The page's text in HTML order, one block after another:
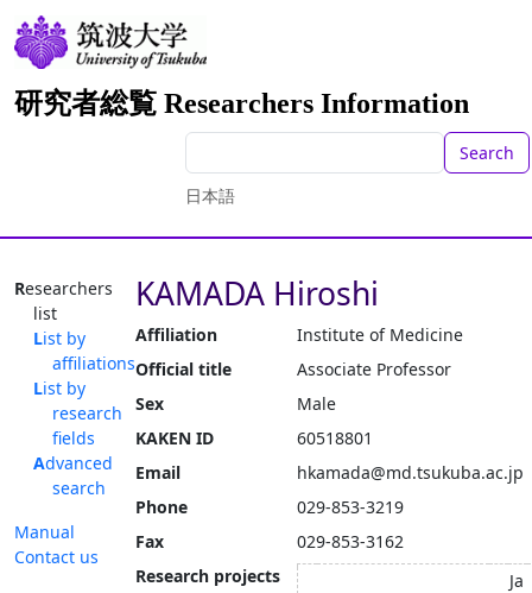
研究者総覧 Researchers Information
Search
日本語
Researchers
list
List by
affiliations
List by
research
fields
Advanced
search
Manual
Contact us
KAMADA Hiroshi
Affiliation
Institute of Medicine
Official title
Associate Professor
Sex
Male
KAKEN ID
60518801
Email
hkamada@md.tsukuba.ac.jp
Phone
029-853-3219
Fax
029-853-3162
Research projects
Ja